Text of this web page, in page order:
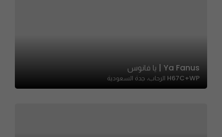
Ya Fanus | يا فانوس
H67C+WP الرحاب، جدة السعودية